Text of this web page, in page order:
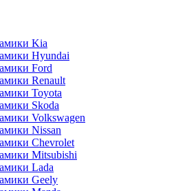
Kia
Hyundai
Ford
Renault
Toyota
Skoda
Volkswagen
Nissan
Chevrolet
Mitsubishi
Lada
Geely